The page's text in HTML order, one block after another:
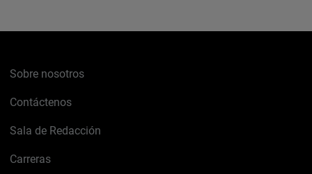
Sobre nosotros
Contáctenos
Sala de Redacción
Carreras